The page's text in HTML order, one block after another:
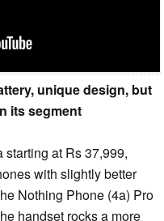
unique design, but
its segment
at Rs 37,999,
with slightly better
Nothing Phone (4a) Pro
handset rocks a more